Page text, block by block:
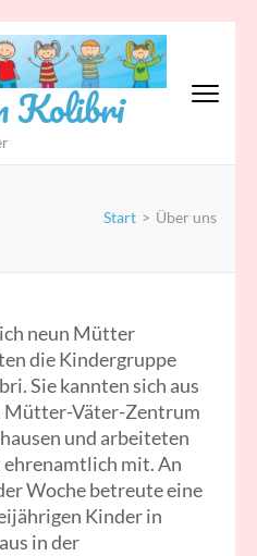
Kolibri
Start > Über uns
neun Mütter
die Kindergruppe
Sie kannten sich aus
Mütter-Väter-Zentrum
und arbeiteten
mit. An
Woche betreute eine
en Kinder in
in der